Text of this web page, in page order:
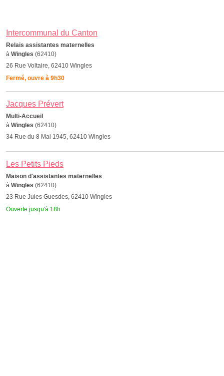
Intercommunal du Canton
Relais assistantes maternelles
à Wingles (62410)
26 Rue Voltaire, 62410 Wingles
Fermé, ouvre à 9h30
Jacques Prévert
Multi-Accueil
à Wingles (62410)
34 Rue du 8 Mai 1945, 62410 Wingles
Les Petits Pieds
Maison d'assistantes maternelles
à Wingles (62410)
23 Rue Jules Guesdes, 62410 Wingles
Ouverte jusqu'à 18h